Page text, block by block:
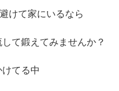
けて家にいるなら
て鍛えてみませんか？
てる中